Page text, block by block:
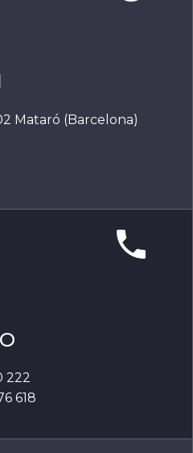
Mataró (Barcelona)


222
618